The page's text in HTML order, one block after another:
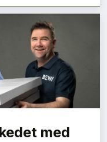
2026
2026 med